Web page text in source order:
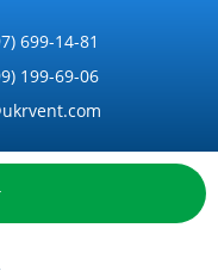
699-14-81
199-69-06